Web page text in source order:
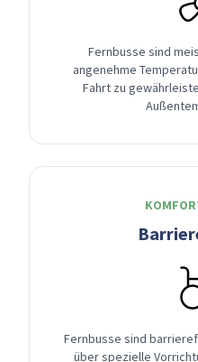
Fernbusse sind
angenehme
Fahrt zu
Fernbusse sind
über spezielle